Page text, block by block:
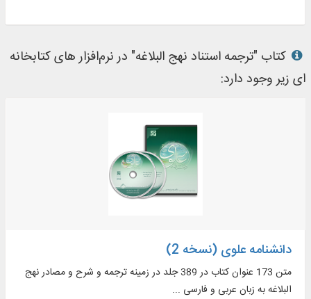
کتاب "ترجمه استناد نهج البلاغه" در نرم‌افزار های کتابخانه
ای زیر وجود دارد:
دانشنامه علوی (نسخه 2)
متن 173 عنوان کتاب در 389 جلد در زمینه ترجمه و شرح و مصادر نهج
البلاغه به زبان عربی و فارسی ...